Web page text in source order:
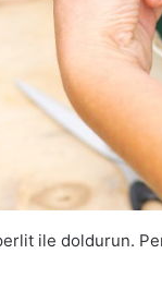
ile doldurun.